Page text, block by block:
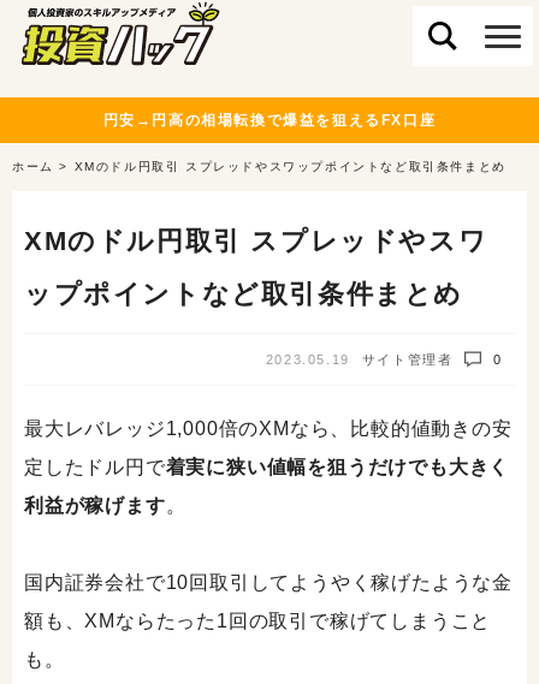
円安→円高の相場転換で爆益を狙えるFX口座
ホーム > XMのドル円取引 スプレッドやスワップポイントなど取引条件まとめ
XMのドル円取引 スプレッドやスワ
ップポイントなど取引条件まとめ
2023.05.19 サイト管理者 0
最大レバレッジ1,000倍のXMなら、比較的値動きの安
定したドル円で着実に狭い値幅を狙うだけでも大きく
利益が稼げます。
国内証券会社で10回取引してようやく稼げたような金
額も、XMならたった1回の取引で稼げてしまうこと
も。